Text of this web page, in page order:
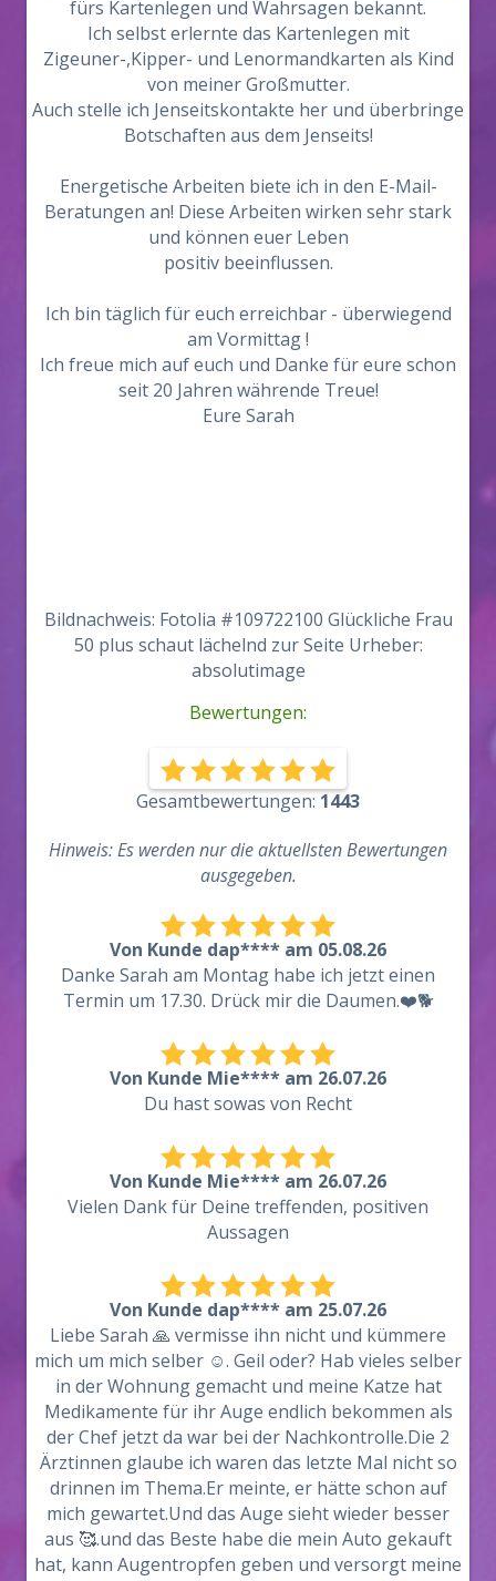
fürs Kartenlegen und Wahrsagen bekannt.
Ich selbst erlernte das Kartenlegen mit
Zigeuner-,Kipper- und Lenormandkarten als Kind
von meiner Großmutter.
Auch stelle ich Jenseitskontakte her und überbringe
Botschaften aus dem Jenseits!
Energetische Arbeiten biete ich in den E-Mail-
Beratungen an! Diese Arbeiten wirken sehr stark
und können euer Leben
positiv beeinflussen.
Ich bin täglich für euch erreichbar - überwiegend
am Vormittag !
Ich freue mich auf euch und Danke für eure schon
seit 20 Jahren währende Treue!
Eure Sarah
Bildnachweis: Fotolia #109722100 Glückliche Frau
50 plus schaut lächelnd zur Seite Urheber:
absolutimage
Bewertungen:
Gesamtbewertungen: 1443
Hinweis: Es werden nur die aktuellsten Bewertungen
ausgegeben.
Von Kunde dap**** am 05.08.26
Danke Sarah am Montag habe ich jetzt einen
Termin um 17.30. Drück mir die Daumen.❤️🐕
Von Kunde Mie**** am 26.07.26
Du hast sowas von Recht
Von Kunde Mie**** am 26.07.26
Vielen Dank für Deine treffenden, positiven
Aussagen
Von Kunde dap**** am 25.07.26
Liebe Sarah 🙏 vermisse ihn nicht und kümmere
mich um mich selber ☺️. Geil oder? Hab vieles selber
in der Wohnung gemacht und meine Katze hat
Medikamente für ihr Auge endlich bekommen als
der Chef jetzt da war bei der Nachkontrolle.Die 2
Ärztinnen glaube ich waren das letzte Mal nicht so
drinnen im Thema.Er meinte, er hätte schon auf
mich gewartet.Und das Auge sieht wieder besser
aus 🥰.und das Beste habe die mein Auto gekauft
hat, kann Augentropfen geben und versorgt meine